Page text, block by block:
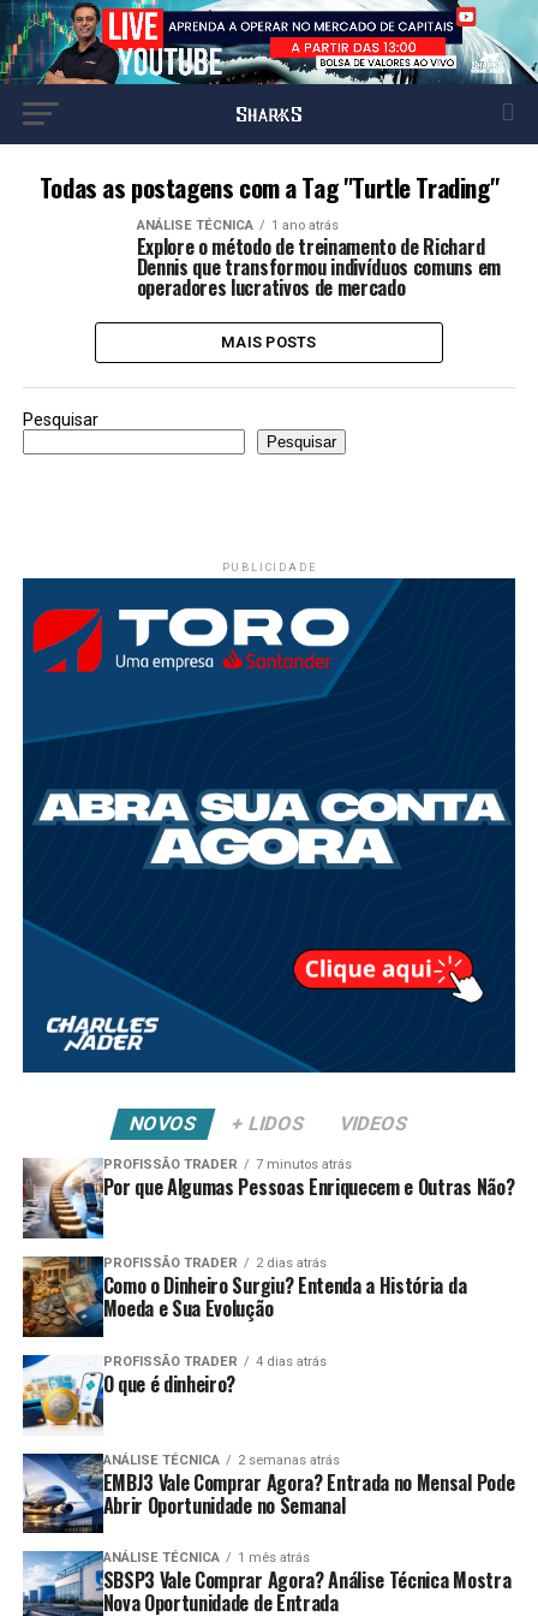
Todas as postagens com a Tag "Turtle Trading"
ANÁLISE TÉCNICA 1 ano atrás
Explore o método de treinamento de Richard
Dennis que transformou indivíduos comuns em
operadores lucrativos de mercado
MAIS POSTS
Pesquisar
Pesquisar
PUBLICIDADE
NOVOS + LIDOS VIDEOS
PROFISSÃO TRADER 7 minutos atrás
Por que Algumas Pessoas Enriquecem e Outras Não?
PROFISSÃO TRADER 2 dias atrás
Como o Dinheiro Surgiu? Entenda a História da
Moeda e Sua Evolução
PROFISSÃO TRADER 4 dias atrás
O que é dinheiro?
ANÁLISE TÉCNICA 2 semanas atrás
EMBJ3 Vale Comprar Agora? Entrada no Mensal Pode
Abrir Oportunidade no Semanal
ANÁLISE TÉCNICA 1 mês atrás
SBSP3 Vale Comprar Agora? Análise Técnica Mostra
Nova Oportunidade de Entrada